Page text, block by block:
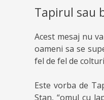
Tapirul sau
Acest mesaj nu
oameni sa se
fel de fel de
Este vorba de
Stan, “omul cu